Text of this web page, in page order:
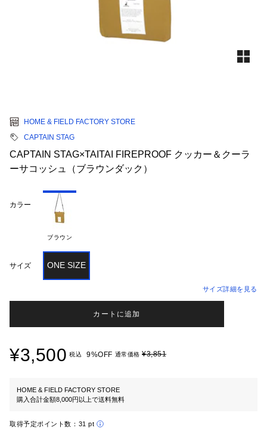
HOME & FIELD FACTORY STORE
CAPTAIN STAG
CAPTAIN STAG×TAITAI FIREPROOF クッカー＆クーラ
ーサコッシュ（ブラウンダック）
カラー
ブラウン
サイズ ONE SIZE
サイズ詳細を見る
カートに追加
¥3,500 税込 9%OFF 通常価格 ¥3,851
HOME & FIELD FACTORY STORE
購入合計金額8,000円以上で送料無料
取得予定ポイント数： 31 pt